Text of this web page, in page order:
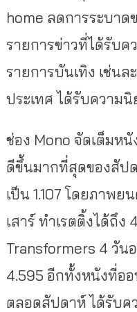
home ลดการระบาด
รายการข่าวที่ได้รับค
รายการบันเทิง เช่น
ประเทศ ได้รับความ
ช่อง Mono จัดเต็มหนั
ดีขึ้นมากที่สุดของสัปด
เป็น 1.107 โดยภาพย
เสาร์ ทำเรตติ้งได้ถึง
Transformers 4 วัน
4.595 อีกทั้งหนังที่อ
ตลอดสัปดาห์ ได้รับค